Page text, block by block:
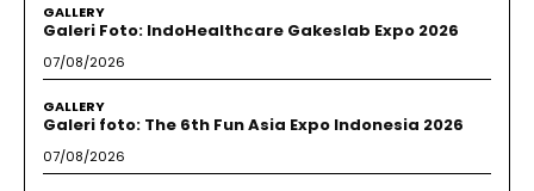
GALLERY
Galeri Foto: IndoHealthcare Gakeslab Expo 2026
07/08/2026
GALLERY
Galeri foto: The 6th Fun Asia Expo Indonesia 2026
07/08/2026